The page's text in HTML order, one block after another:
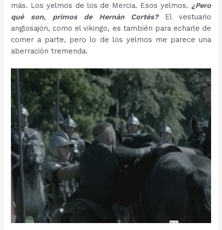
más. Los yelmos de los de Mercia. Esos yelmos. ¿Pero
qué son, primos de Hernán Cortés? El vestuario
anglosajón, como el vikingo, es también para echarle de
comer a parte, pero lo de los yelmos me parece una
aberración tremenda.